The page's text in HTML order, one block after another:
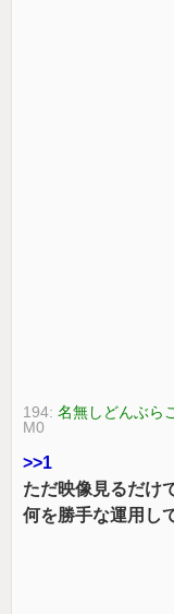
194:名無しどんぶらこ
M0
>>1
ただ映像見るだけ
何を勝手な運用し